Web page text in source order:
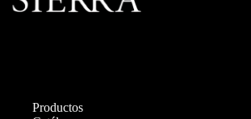
Productos